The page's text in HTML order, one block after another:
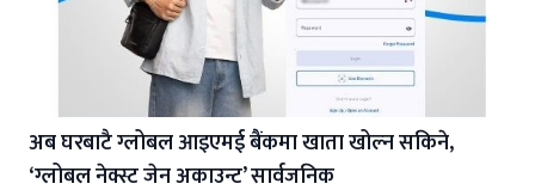
अब घरबाटै ग्लोबल आइएमई बैंकमा खाता खोल्न सकिने,
‘ग्लोबल नेक्स्ट जेन अकाउन्ट’ सार्वजनिक